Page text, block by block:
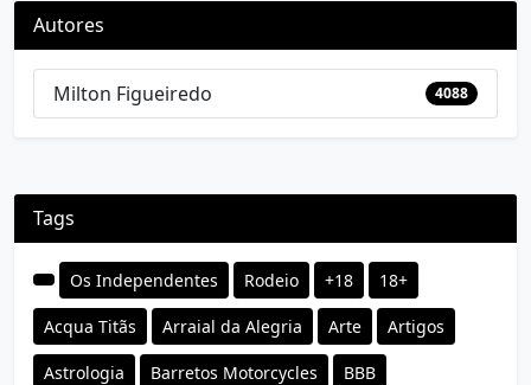
Autores
Milton Figueiredo 4088
Tags
Os Independentes Rodeio +18 18+
Acqua Titãs Arraial da Alegria Arte Artigos
Astrologia Barretos Motorcycles BBB